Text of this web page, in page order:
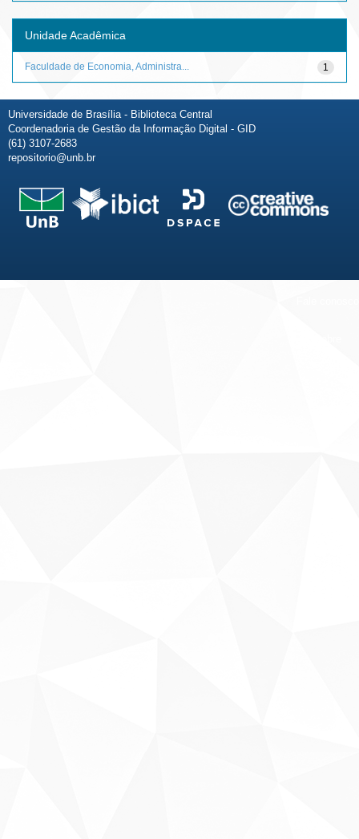
Unidade Acadêmica
1
Faculdade de Economia, Administra...
Universidade de Brasília - Biblioteca Central
Coordenadoria de Gestão da Informação Digital - GID
(61) 3107-2683
repositorio@unb.br